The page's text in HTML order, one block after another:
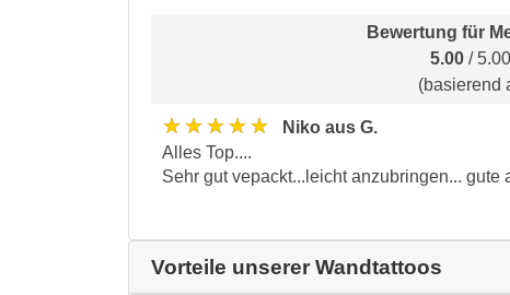
Bewertung für
5.00 / 5.00
(basierend
★★★★★
Niko aus G.
Alles Top....
Sehr gut vepackt...leicht anzubringen...
Vorteile unserer Wandtattoos